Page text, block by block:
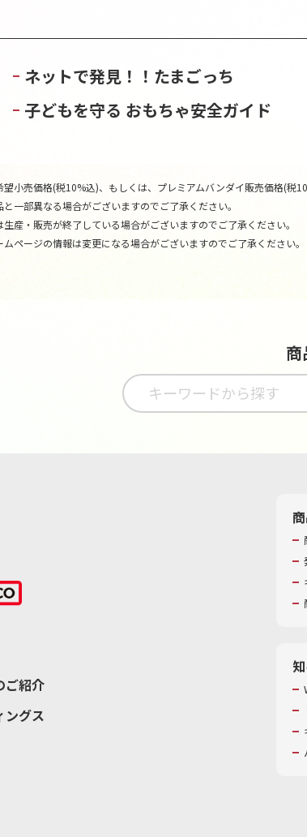
ネットで発見！！たまごっち
子どもを守る おもちゃ安全ガイド
小売価格(税10%込)、もしくは、プレミアムバンダイ販売価格(税
一部異なる場合がございますのでご了承ください。
産・販売が終了している場合がございますのでご了承ください。
ページの情報は変更になる場合がございますのでご了承ください。
商
ご紹介
ングス